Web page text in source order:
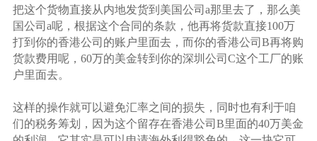
把这个货物直接从内地发货到美国公司a那里去了，那么美
国公司a呢，根据这个合同的条款，他再将货款直接100万
打到你的香港公司的账户里面去，而你的香港公司B再将购
货款费用呢，60万的美金转到你的深圳公司C这个工厂的账
户里面去。
这样的操作就可以避免汇率之间的损失，同时也有利于咱
们的税务筹划，因为这个留存在香港公司B里面的40万美金